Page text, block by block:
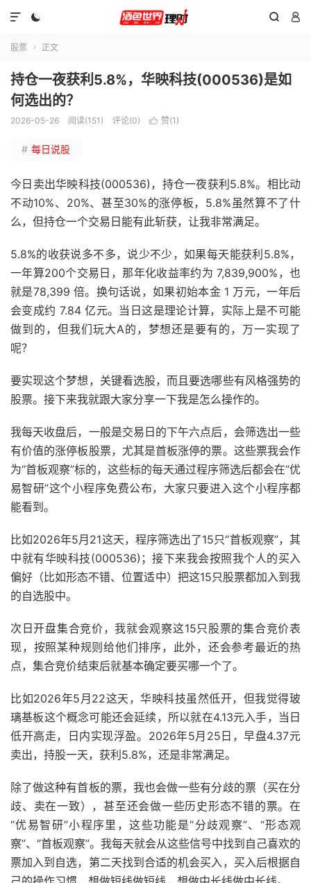
  

股票  正文
持仓一夜获利5.8%，华映科技(000536)是如
何选出的？
2026-05-26 阅读(151) 评论(0)  赞(1 )
# 每日说股
今日卖出华映科技(000536)，持仓一夜获利5.8%。相比动
不动10%、20%、甚至30%的涨停板，5.8%虽然算不了什
么，但持仓一个交易日能有此斩获，让我非常满足。
5.8%的收获说多不多，说少不少，如果每天能获利5.8%，
一年算200个交易日，那年化收益率约为 7,839,900%，也
就是78,399 倍。换句话说，如果初始本金 1 万元，一年后
会变成约 7.84 亿元。当日这是理论计算，实际上是不可能
做到的，但我们玩大A的，梦想还是要有的，万一实现了
呢？
要实现这个梦想，关键看选股，而且要选哪些有风格强势的
股票。接下来我就跟大家分享一下我是怎么操作的。
我每天收盘后，一般是交易日的下午六点后，会筛选出一些
有价值的涨停板股票，尤其是首板涨停的票。这些票我会作
为“首板观察”标的，这些标的每天通过程序筛选后都会在“优
易智研”这个小程序免费公布，大家只要进入这个小程序都
能看到。
比如2026年5月21这天，程序筛选出了15只“首板观察”，其
中就有华映科技(000536)；接下来我会按照我个人的买入
偏好（比如形态不错、位置适中）把这15只股票都加入到我
的自选股中。
次日开盘集合竞价，我就会观察这15只股票的集合竞价表
现，按照某种规则给他们排序，此外，还会参考最近的热
点，集合竞价结束后就基本确定要买哪一个了。
比如2026年5月22这天，华映科技虽然低开，但我觉得玻
璃基板这个概念可能还会延续，所以就在4.13元入手，当日
低开高走，日内实现浮盈。2026年5月25日，早盘4.37元
卖出，持股一天，获利5.8%，还是非常满足。
除了做这种有首板的票，我也会做一些有分歧的票（买在分
歧、卖在一致），甚至还会做一些历史形态不错的票。在
“优易智研”小程序里，这些功能是“分歧观察”、“形态观
察”、“首板观察”。我每天就会从这些信号中找到自己喜欢的
票加入到自选，第二天找到合适的机会买入，买入后根据自